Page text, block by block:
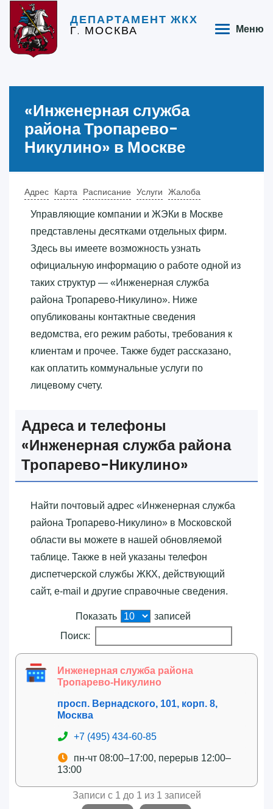
ДЕПАРТАМЕНТ ЖКХ
Г. МОСКВА Меню
«‎Инженерная служба
района Тропарево-
Никулино»‎ в Москве
Адрес Карта Расписание Услуги Жалоба
Управляющие компании и ЖЭКи в Москве
представлены десятками отдельных фирм.
Здесь вы имеете возможность узнать
официальную информацию о работе одной из
таких структур — «‎Инженерная служба
района Тропарево-Никулино»‎. Ниже
опубликованы контактные сведения
ведомства, его режим работы, требования к
клиентам и прочее. Также будет рассказано,
как оплатить коммунальные услуги по
лицевому счету.
Адреса и телефоны
«‎Инженерная служба района
Тропарево-Никулино»‎
Найти почтовый адрес «‎Инженерная служба
района Тропарево-Никулино»‎ в Московской
области вы можете в нашей обновляемой
таблице. Также в ней указаны телефон
диспетчерской службы ЖКХ, действующий
сайт, e-mail и другие справочные сведения.
Показать
записей
Поиск:
Инженерная служба района
Тропарево-Никулино
просп. Вернадского, 101, корп. 8,
Москва
+7 (495) 434-60-85
пн-чт 08:00–17:00, перерыв 12:00–
13:00
Записи с 1 до 1 из 1 записей